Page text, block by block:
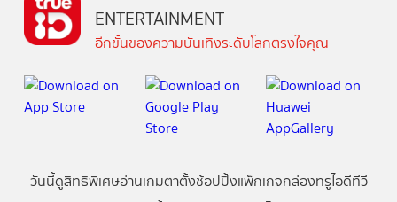
ENTERTAINMENT
อีกขั้นของความบันเทิงระดับโลกตรงใจคุณ
วันนี้ดูสิทธิพิเศษอ่านเกมตาตั้งช้อปปิ้งแพ็กเกจกล่องทรูไอดีทีวี